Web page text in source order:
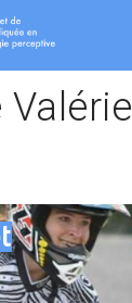
Valérie